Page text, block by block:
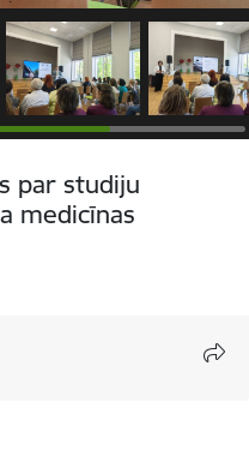
par studiju
medicīnas